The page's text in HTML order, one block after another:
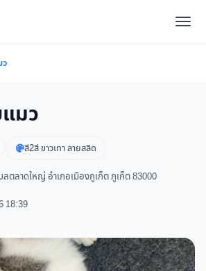
มว
สี2สี ขาวเทา ลายสลิด
ตลาดใหญ่ อำเภอเมืองภูเก็ต ภูเก็ต 83000
18:39